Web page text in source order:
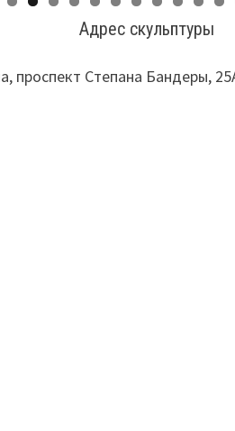
0 1
Адрес скульптуры
проспект Степана Бандеры,